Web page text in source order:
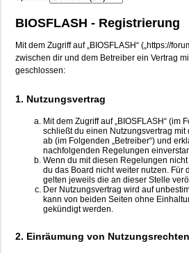
BIOSFLASH - Registrierung
Mit dem Zugriff auf „BIOSFLASH“ („https://
zwischen dir und dem Betreiber ein Vertrag
geschlossen:
1. Nutzungsvertrag
Mit dem Zugriff auf „BIOSFLASH“ (im
schließt du einen Nutzungsvertrag mit
ab (im Folgenden „Betreiber“) und
nachfolgenden Regelungen
Wenn du mit diesen Regelungen
du das Board nicht weiter nutzen. Für
gelten jeweils die an dieser Stelle
Der Nutzungsvertrag wird auf
kann von beiden Seiten ohne
gekündigt werden.
2. Einräumung von Nutzungsrechten